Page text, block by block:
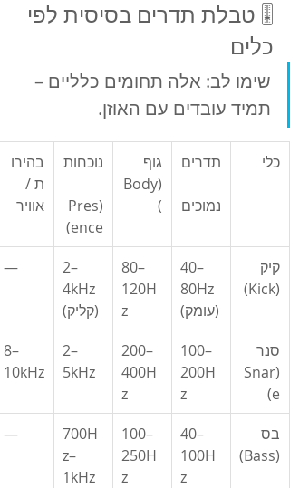
🎚️ טבלת תדרים בסיסית לפי
כלים
שימו לב: אלה תחומים כלליים –
תמיד עובדים עם האוזן.
כלי תדרים
נמוכים
גוף
(Body
)
נוכחות
(Pres
ence)
בהירו
ת /
אוויר
קיק
(Kick)
40–
80Hz
(עומק)
80–
120H
z
2–
4kHz
(קליק)
—
סנר
(Snar
e)
100–
200H
z
200–
400H
z
2–
5kHz
8–
10kHz
בס
(Bass)
40–
100H
z
100–
250H
z
700H
z–
1kHz
—